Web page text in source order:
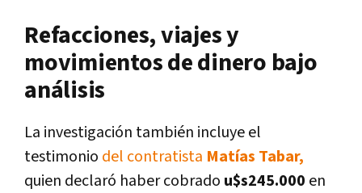
Refacciones, viajes y
movimientos de dinero bajo
análisis
La investigación también incluye el
testimonio del contratista Matías Tabar,
quien declaró haber cobrado u$s245.000 en